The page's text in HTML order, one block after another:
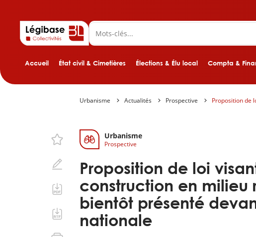
Accueil État civil & Cimetières Élections & Élu local Compta &
Urbanisme Actualités Prospective Proposition de
Urbanisme
Prospective
Proposition de loi
construction en milieu
bientôt présenté
nationale